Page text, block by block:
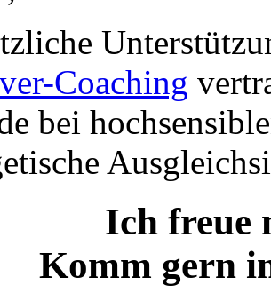
Coaching
bei
Ich freue
Komm gern